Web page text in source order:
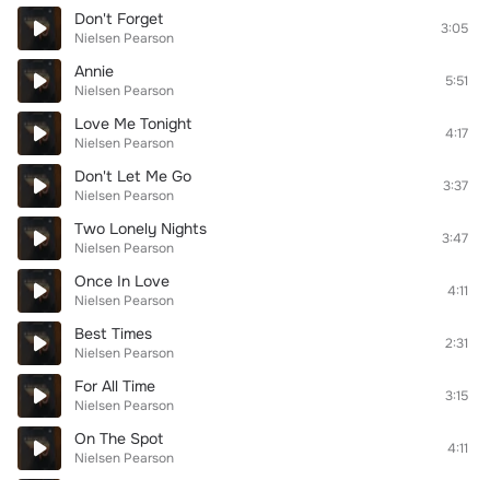
Don't Forget
Nielsen Pearson
3:05
Annie
Nielsen Pearson
5:51
Love Me Tonight
Nielsen Pearson
4:17
Don't Let Me Go
Nielsen Pearson
3:37
Two Lonely Nights
Nielsen Pearson
3:47
Once In Love
Nielsen Pearson
4:11
Best Times
Nielsen Pearson
2:31
For All Time
Nielsen Pearson
3:15
On The Spot
Nielsen Pearson
4:11